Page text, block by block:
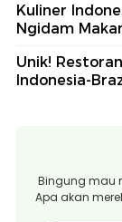
Kuliner
Ngidam
Unik!
Indonesia-
Bingung mau
Apa akan